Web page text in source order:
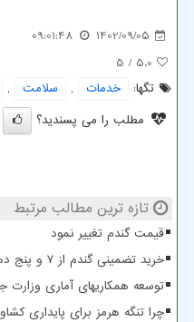
1402/09/05
09:01:48
5.0
/ 5
تگها:
خدمات , سلامت ,
مطلب را می پسندید؟
تازه ترین مطالب مرتبط
قیمت گندم تغییر نمود
خرید تضمینی گندم از ۷ و پنج دهم میلیون تن گذشت
توسعه همکاریهای آماری وزارت
چرا تنگه هرمز برای پایداری